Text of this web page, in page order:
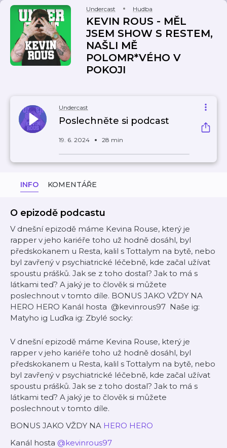
Undercast Hudba
KEVIN ROUS - MĚL
JSEM SHOW S RESTEM,
NAŠLI MĚ
POLOMR*VÉHO V
POKOJI
Undercast
Poslechněte si podcast
19. 6. 2024 28 min
INFO KOMENTÁŘE
O epizodě podcastu
V dnešní epizodě máme Kevina Rouse, který je
rapper v jeho kariéře toho už hodně dosáhl, byl
předskokanem u Resta, kalil s Tottalym na bytě, nebo
byl zavřený v psychiatrické léčebně, kde začal užívat
spoustu prášků. Jak se z toho dostal? Jak to má s
látkami teď? A jaký je to člověk si můžete
poslechnout v tomto díle. BONUS JAKO VŽDY NA
HERO HERO Kanál hosta @kevinrous97 Naše ig:
Matyho ig Luďka ig: Zbylé socky:
V dnešní epizodě máme Kevina Rouse, který je
rapper v jeho kariéře toho už hodně dosáhl, byl
předskokanem u Resta, kalil s Tottalym na bytě, nebo
byl zavřený v psychiatrické léčebně, kde začal užívat
spoustu prášků. Jak se z toho dostal? Jak to má s
látkami teď? A jaký je to člověk si můžete
poslechnout v tomto díle.
BONUS JAKO VŽDY NA HERO HERO
Kanál hosta @kevinrous97